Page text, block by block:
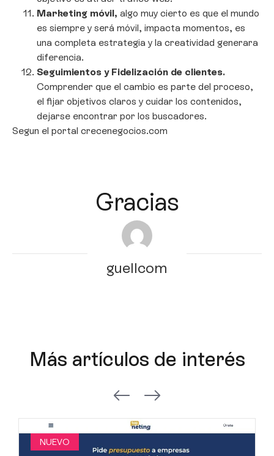
Marketing móvil, algo muy cierto es que el mundo
es siempre y será móvil, impacta momentos, es
una completa estrategia y la creatividad generara
diferencia.
Seguimientos y Fidelización de clientes.
Comprender que el cambio es parte del proceso,
el fijar objetivos claros y cuidar los contenidos,
dejarse encontrar por los buscadores.
Segun el portal crecenegocios.com
Gracias
guellcom
Más artículos de interés
NUEVO